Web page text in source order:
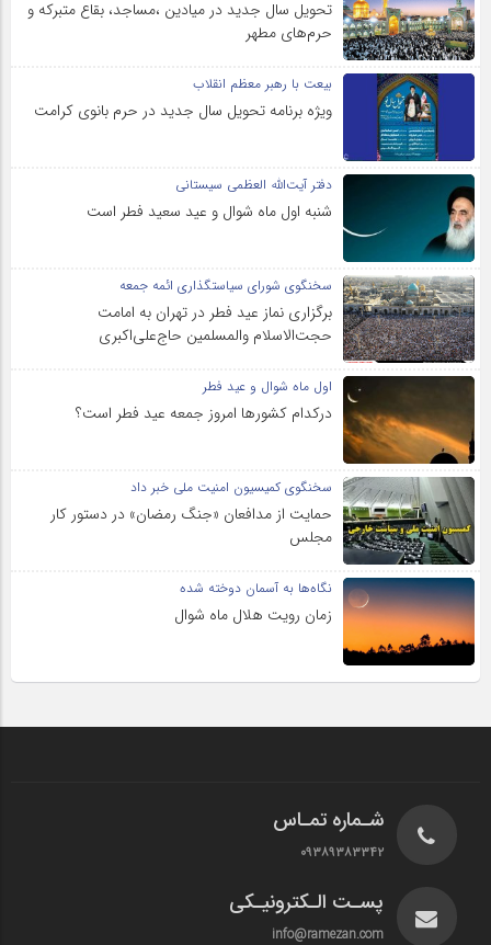
تحویل سال‌ جدید در میادین ،مساجد، بقاع متبرکه‌ و
حرم‌های‌ مطهر
بیعت با رهبر معظم انقلاب
ویژه برنامه تحویل سال جدید در حرم بانوی کرامت
دفتر آیت‌الله العظمی سیستانی
شنبه اول ماه شوال و عید سعید فطر است
سخنگوی شورای سیاستگذاری ائمه جمعه
برگزاری نماز عید فطر در تهران به امامت
حجت‌الاسلام والمسلمین حاج‌علی‌اکبری
اول ماه شوال و عید فطر
درکدام کشورها امروز جمعه عید فطر است؟
سخنگوی کمیسیون امنیت ملی خبر داد
حمایت از مدافعان «جنگ رمضان» در دستور کار
مجلس
نگاه‌ها به آسمان دوخته شده
زمان رویت هلال ماه شوال
شـماره تمـاس
۰۹۳۸۹۳۸۳۳۴۲
پسـت الـکترونیـکی
info@ramezan.com